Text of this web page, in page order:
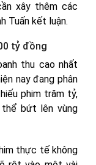
xây thêm các
Tuấn kết luận.
tỷ đồng
thu cao nhất
nay đang phân
phim trăm tỷ,
bứt lên vùng
thực tế không